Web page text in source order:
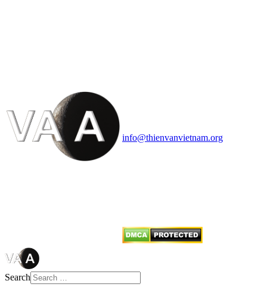
info@thienvanvietnam.org
Search